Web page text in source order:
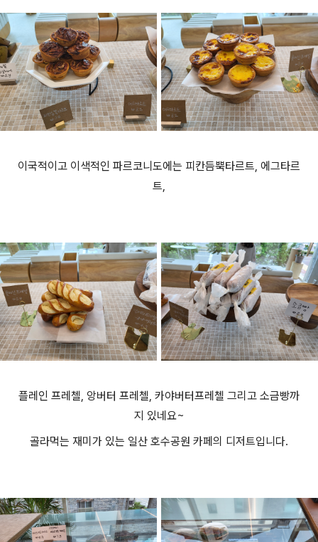
이국적이고 이색적인 파르코니도에는 피칸듬뿍타르트, 에그타르
트,
플레인 프레첼, 앙버터 프레첼, 카야버터프레첼 그리고 소금빵까
지 있네요~
골라먹는 재미가 있는 일산 호수공원 카페의 디저트입니다.